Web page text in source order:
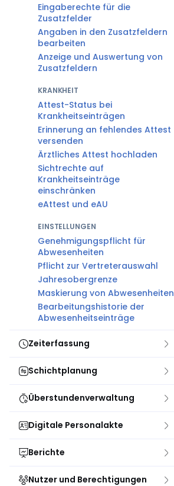
Eingaberechte für die
Zusatzfelder
Angaben in den Zusatzfeldern
bearbeiten
Anzeige und Auswertung von
Zusatzfeldern
KRANKHEIT
Attest-Status bei
Krankheitseinträgen
Erinnerung an fehlendes Attest
versenden
Ärztliches Attest hochladen
Sichtrechte auf
Krankheitseinträge
einschränken
eAttest und eAU
EINSTELLUNGEN
Genehmigungspflicht für
Abwesenheiten
Pflicht zur Vertreterauswahl
Jahresobergrenze
Maskierung von Abwesenheiten
Bearbeitungshistorie der
Abwesenheitseinträge
Zeiterfassung
Schichtplanung
Überstundenverwaltung
Digitale Personalakte
Berichte
Nutzer und Berechtigungen